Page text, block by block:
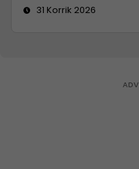
31 Korrik 2026